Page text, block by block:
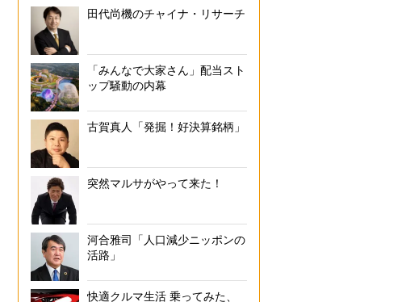
田代尚機のチャイナ・リサーチ
「みんなで大家さん」配当スト
ップ騒動の内幕
古賀真人「発掘！好決算銘柄」
突然マルサがやって来た！
河合雅司「人口減少ニッポンの
活路」
快適クルマ生活 乗ってみた、